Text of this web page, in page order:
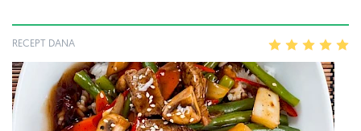
RECEPT DANA 2 3 4